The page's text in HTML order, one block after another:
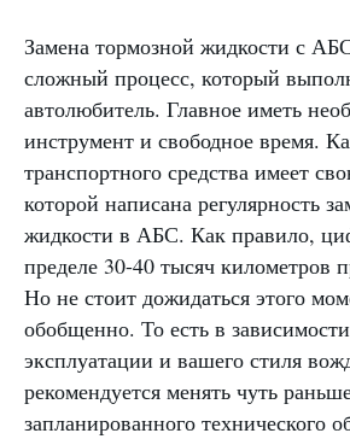
Замена тормозной жидкости с
сложный процесс, который
автолюбитель. Главное иметь
инструмент и свободное время.
транспортного средства имеет
которой написана регулярность
жидкости в АБС. Как правило,
пределе 30-40 тысяч километров
Но не стоит дожидаться этого
обобщенно. То есть в
эксплуатации и вашего стиля
рекомендуется менять чуть
запланированного технического